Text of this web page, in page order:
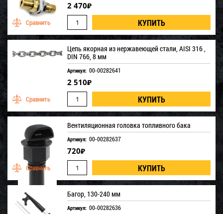
2 470₽
Цепь якорная из нержавеющей стали, AISI 316 ,
DIN 766, 8 мм
Артикул: 00-00282641
2 510₽
Вентиляционная головка топливного бака
Артикул: 00-00282637
720₽
Багор, 130-240 мм
Артикул: 00-00282636